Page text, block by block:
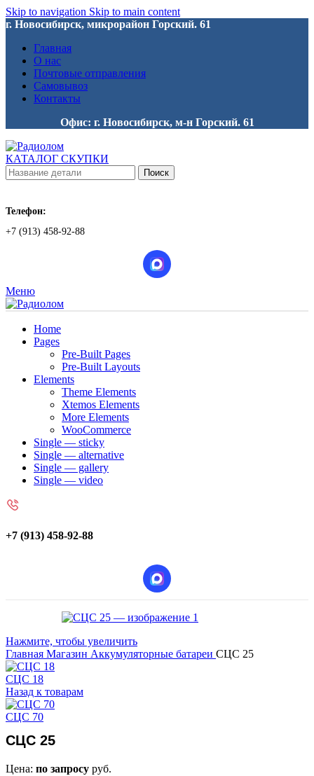
Skip to navigation Skip to main content
г. Новосибирск, микрорайон Горский. 61
Главная
О нас
Почтовые отправления
Самовывоз
Контакты
Офис: г. Новосибирск, м-н Горский. 61
КАТАЛОГ СКУПКИ
Поиск
Телефон:
+7 (913) 458-92-88
Меню
Home
Pages
Pre-Built Pages
Pre-Built Layouts
Elements
Theme Elements
Xtemos Elements
More Elements
WooCommerce
Single — sticky
Single — alternative
Single — gallery
Single — video
+7 (913) 458-92-88
Нажмите, чтобы увеличить
Главная Магазин Аккумуляторные батареи СЦС 25
СЦС 18
Назад к товарам
СЦС 70
СЦС 25
Цена: по запросу руб.